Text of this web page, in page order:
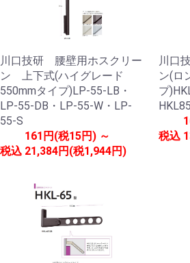
川口技研 腰壁用ホスクリー
ン 上下式(ハイグレード
550mmタイプ)LP-55-LB・
LP-55-DB・LP-55-W・LP-
55-S
税込
161円(税15円) ～
21,384円(税1,944円)
川口
ン(ロ
プ
税込